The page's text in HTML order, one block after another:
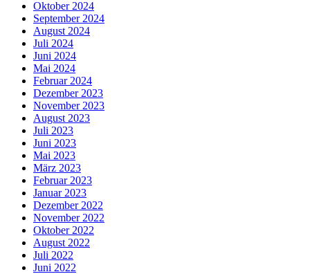
Oktober 2024
September 2024
August 2024
Juli 2024
Juni 2024
Mai 2024
Februar 2024
Dezember 2023
November 2023
August 2023
Juli 2023
Juni 2023
Mai 2023
März 2023
Februar 2023
Januar 2023
Dezember 2022
November 2022
Oktober 2022
August 2022
Juli 2022
Juni 2022